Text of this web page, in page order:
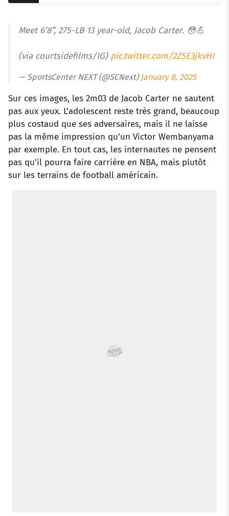
Meet 6’8”, 275-LB 13 year-old, Jacob Carter. 😳💪
(via courtsidefilms/IG) pic.twitter.com/2Z5E3jkvHI
— SportsCenter NEXT (@SCNext) January 8, 2025
Sur ces images, les 2m03 de Jacob Carter ne sautent
pas aux yeux. L’adolescent reste très grand, beaucoup
plus costaud que ses adversaires, mais il ne laisse
pas la même impression qu’un Victor Wembanyama
par exemple. En tout cas, les internautes ne pensent
pas qu’il pourra faire carrière en NBA, mais plutôt
sur les terrains de football américain.